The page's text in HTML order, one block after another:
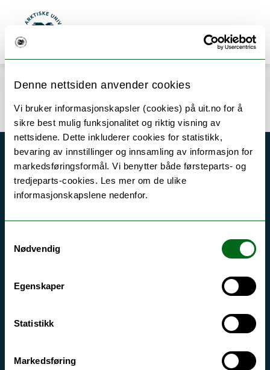
Denne nettsiden anvender cookies
Vi bruker informasjonskapsler (cookies) på uit.no for å
sikre best mulig funksjonalitet og riktig visning av
nettsidene. Dette inkluderer cookies for statistikk,
bevaring av innstillinger og innsamling av informasjon for
markedsføringsformål. Vi benytter både førsteparts- og
tredjeparts-cookies. Les mer om de ulike
informasjonskapslene nedenfor.
Nødvendig
Egenskaper
Statistikk
Markedsføring
Gå til hovedinnhold
UiT Norges arktiske universitet Meny
Error rendering component
Akutt hjelp
Si ifra!
Driftsmeldinger
Personvern ved UiT
Sikkerhet, beredskap og personvern
Tilgjengelighetserklæring
For media